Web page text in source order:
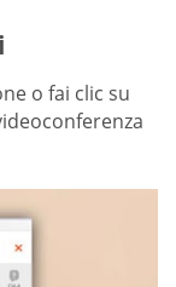
o fai clic su